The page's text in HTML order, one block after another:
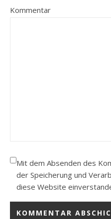
Kommentar
Mit dem Absenden des
der Speicherung und
diese Website